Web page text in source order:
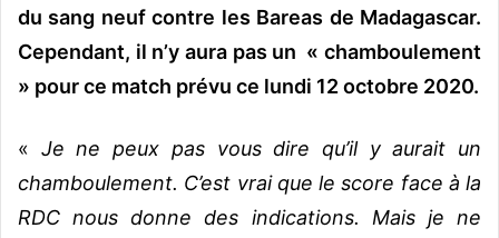
du sang neuf contre les Bareas de Madagascar.
Cependant, il n’y aura pas un « chamboulement
» pour ce match prévu ce lundi 12 octobre 2020.
« Je ne peux pas vous dire qu’il y aurait un
chamboulement. C’est vrai que le score face à la
RDC nous donne des indications. Mais je ne